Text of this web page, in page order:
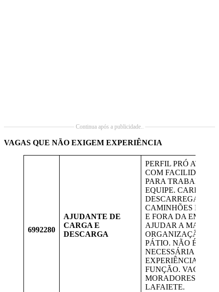
Continua após a publicidade..
VAGAS QUE NÃO EXIGEM EXPERIÊNCIA
6992280
AJUDANTE DE
CARGA E
DESCARGA
PERFIL PRÓ ATIVO
COM FACILIDADE
PARA TRABALHO
EQUIPE.
DESCARREGAR OS
CAMINHÕES
E FORA DA
AJUDAR A
ORGANIZAÇÃO DO
PÁTIO. NÃO É
NECESSÁRIA
EXPERIÊNCIA NA
FUNÇÃO. VAGA
MORADORES DE
LAFAIETE.